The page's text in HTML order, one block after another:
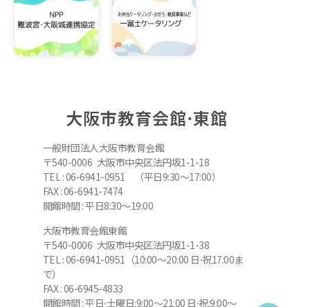
大阪市教育会館⋅東館
一般財団法人大阪市教育会館
〒540-0006 大阪市中央区法円坂1-1-18
TEL : 06-6941-0951 （平日9:30～17:00）
FAX : 06-6941-7474
開館時間 : 平日8:30～19:00
大阪市教育会館東館
〒540-0006 大阪市中央区法円坂1-1-38
TEL : 06-6941-0951（10:00～20:00 日⋅祝17:00ま
で）
FAX : 06-6945-4833
開館時間 : 平日⋅土曜日:9:00～21:00 日⋅祝:9:00～